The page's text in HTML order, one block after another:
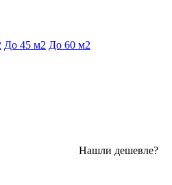
До 45 м2 До 60 м2
Нашли дешевле?